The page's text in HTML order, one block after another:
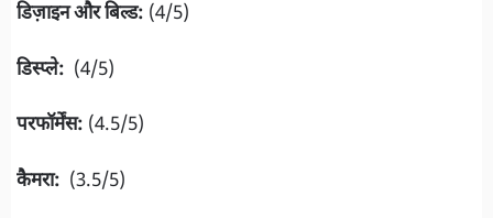
डिज़ाइन और बिल्ड: (4/5)
डिस्प्ले: (4/5)
परफॉर्मेंस: (4.5/5)
कैमरा: (3.5/5)